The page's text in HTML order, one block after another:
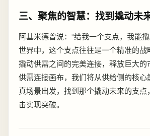
三、聚焦的智慧：找到撬动未
阿基米德曾说：“给我一个支点，我能
世界中，这个支点往往是一个精准的战
撬动供需之间的完美连接，释放巨大的
供需连接画布，我们将从供给侧的核心
真场景出发，找到那个撬动未来的支点
击实现突破。